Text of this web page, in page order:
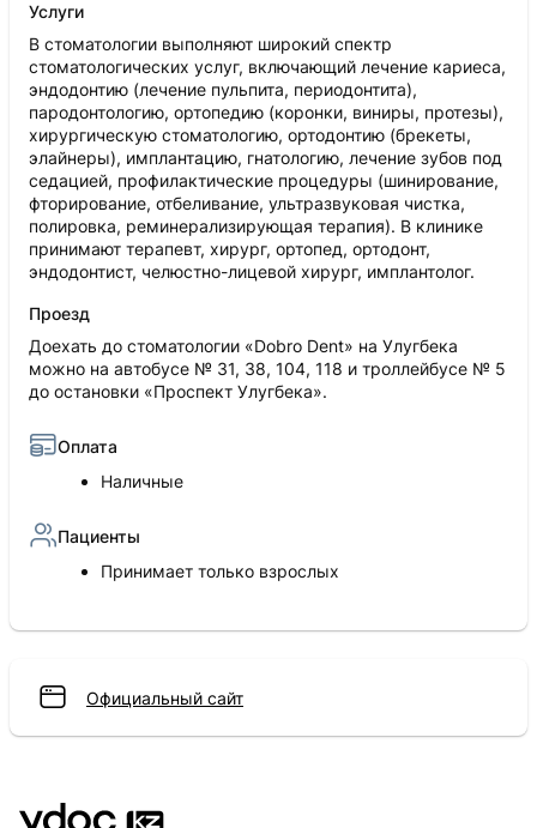
Услуги
В стоматологии выполняют широкий спектр
стоматологических услуг, включающий лечение кариеса,
эндодонтию (лечение пульпита, периодонтита),
пародонтологию, ортопедию (коронки, виниры, протезы),
хирургическую стоматологию, ортодонтию (брекеты,
элайнеры), имплантацию, гнатологию, лечение зубов под
седацией, профилактические процедуры (шинирование,
фторирование, отбеливание, ультразвуковая чистка,
полировка, реминерализирующая терапия). В клинике
принимают терапевт, хирург, ортопед, ортодонт,
эндодонтист, челюстно-лицевой хирург, имплантолог.
Проезд
Доехать до стоматологии «Dobro Dent» на Улугбека
можно на автобусе № 31, 38, 104, 118 и троллейбусе № 5
до остановки «Проспект Улугбека».
Оплата
Наличные
Пациенты
Принимает только взрослых
Официальный сайт